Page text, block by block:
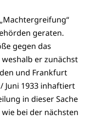
geraten.
gegen das
er zunächst
und Frankfurt
Juni 1933 inhaftiert
in dieser Sache
bei der nächsten